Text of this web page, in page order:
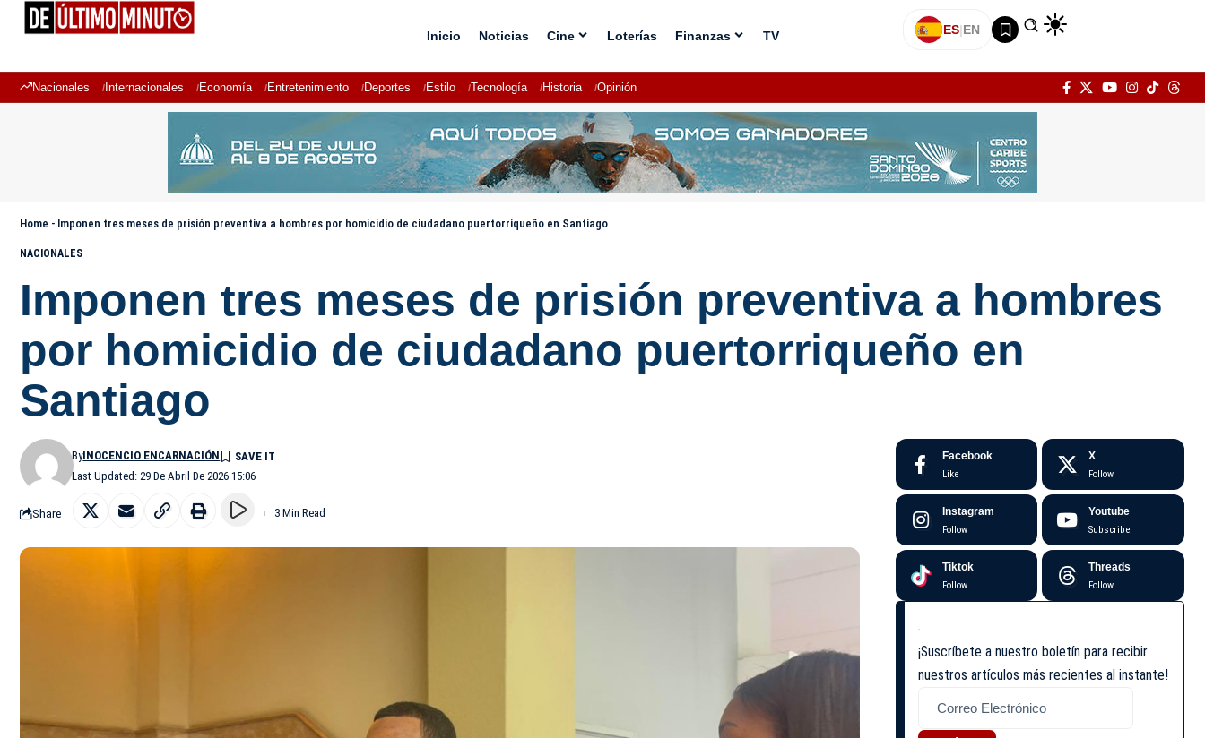
Inicio Noticias Cine Loterías Finanzas TV ES|EN
Nacionales Internacionales Economía Entretenimiento Deportes Estilo Tecnología Historia Opinión
Home - Imponen tres meses de prisión preventiva a hombres por homicidio de ciudadano puertorriqueño en Santiago
NACIONALES
Imponen tres meses de prisión preventiva a hombres
por homicidio de ciudadano puertorriqueño en
Santiago
Last Updated: 29 De Abril De 2026 15:06
ByINOCENCIO ENCARNACIÓN
Share 3 Min Read
Facebook
Like
X
Follow
Instagram
Follow
Youtube
Subscribe
Tiktok
Follow
Threads
Follow
¡Suscríbete a nuestro boletín para recibir
nuestros artículos más recientes al instante!